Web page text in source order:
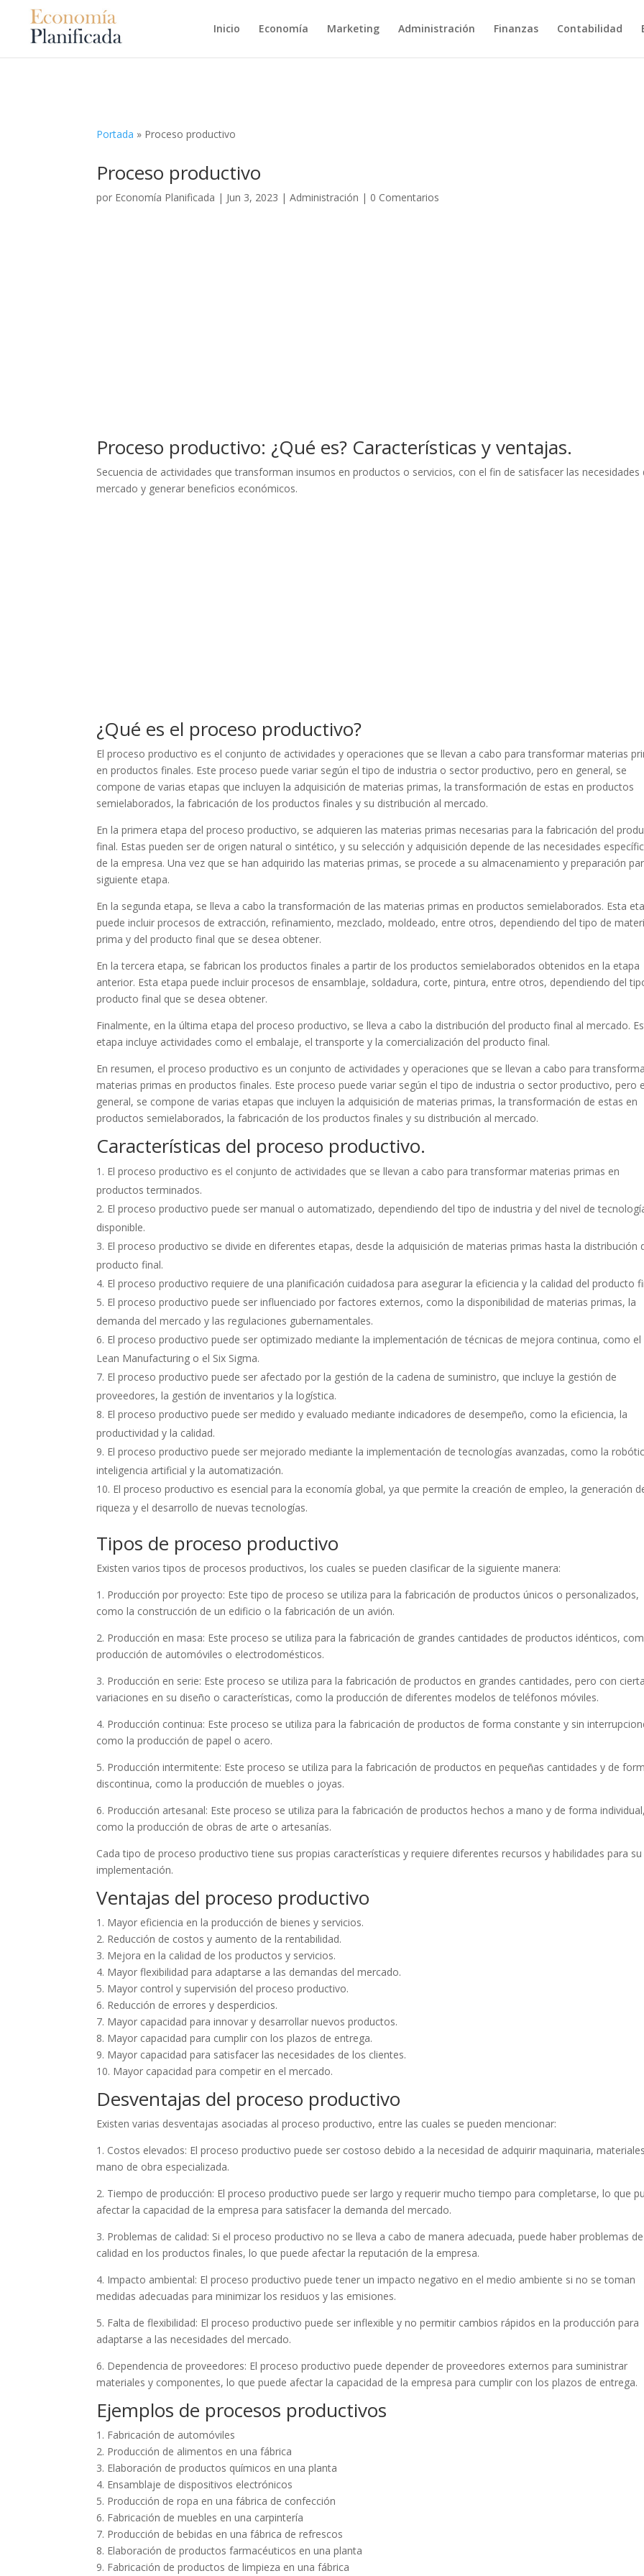
Inicio Economía Marketing Administración Finanzas Contabilidad
Portada » Proceso productivo
Proceso productivo
por Economía Planificada | Jun 3, 2023 |Administración | 0 Comentarios
Proceso productivo: ¿Qué es? Características y ventajas.
Secuencia de actividades que transforman insumos en productos o servicios, con el fin de satisfacer las necesidades
mercado y generar beneficios económicos.
¿Qué es el proceso productivo?
El proceso productivo es el conjunto de actividades y operaciones que se llevan a cabo para transformar materias
en productos finales. Este proceso puede variar según el tipo de industria o sector productivo, pero en general, se
compone de varias etapas que incluyen la adquisición de materias primas, la transformación de estas en productos
semielaborados, la fabricación de los productos finales y su distribución al mercado.
En la primera etapa del proceso productivo, se adquieren las materias primas necesarias para la fabricación del
final. Estas pueden ser de origen natural o sintético, y su selección y adquisición depende de las necesidades
de la empresa. Una vez que se han adquirido las materias primas, se procede a su almacenamiento y preparación
siguiente etapa.
En la segunda etapa, se lleva a cabo la transformación de las materias primas en productos semielaborados. Esta
puede incluir procesos de extracción, refinamiento, mezclado, moldeado, entre otros, dependiendo del tipo de
prima y del producto final que se desea obtener.
En la tercera etapa, se fabrican los productos finales a partir de los productos semielaborados obtenidos en la etapa
anterior. Esta etapa puede incluir procesos de ensamblaje, soldadura, corte, pintura, entre otros, dependiendo del
producto final que se desea obtener.
Finalmente, en la última etapa del proceso productivo, se lleva a cabo la distribución del producto final al mercado.
etapa incluye actividades como el embalaje, el transporte y la comercialización del producto final.
En resumen, el proceso productivo es un conjunto de actividades y operaciones que se llevan a cabo para
materias primas en productos finales. Este proceso puede variar según el tipo de industria o sector productivo, pero
general, se compone de varias etapas que incluyen la adquisición de materias primas, la transformación de estas en
productos semielaborados, la fabricación de los productos finales y su distribución al mercado.
Características del proceso productivo.
El proceso productivo es el conjunto de actividades que se llevan a cabo para transformar materias primas en
productos terminados.
El proceso productivo puede ser manual o automatizado, dependiendo del tipo de industria y del nivel de
disponible.
El proceso productivo se divide en diferentes etapas, desde la adquisición de materias primas hasta la distribución
producto final.
El proceso productivo requiere de una planificación cuidadosa para asegurar la eficiencia y la calidad del producto
El proceso productivo puede ser influenciado por factores externos, como la disponibilidad de materias primas, la
demanda del mercado y las regulaciones gubernamentales.
El proceso productivo puede ser optimizado mediante la implementación de técnicas de mejora continua, como el
Lean Manufacturing o el Six Sigma.
El proceso productivo puede ser afectado por la gestión de la cadena de suministro, que incluye la gestión de
proveedores, la gestión de inventarios y la logística.
El proceso productivo puede ser medido y evaluado mediante indicadores de desempeño, como la eficiencia, la
productividad y la calidad.
El proceso productivo puede ser mejorado mediante la implementación de tecnologías avanzadas, como la
inteligencia artificial y la automatización.
El proceso productivo es esencial para la economía global, ya que permite la creación de empleo, la generación
riqueza y el desarrollo de nuevas tecnologías.
Tipos de proceso productivo
Existen varios tipos de procesos productivos, los cuales se pueden clasificar de la siguiente manera:
1. Producción por proyecto: Este tipo de proceso se utiliza para la fabricación de productos únicos o personalizados,
como la construcción de un edificio o la fabricación de un avión.
2. Producción en masa: Este proceso se utiliza para la fabricación de grandes cantidades de productos idénticos,
producción de automóviles o electrodomésticos.
3. Producción en serie: Este proceso se utiliza para la fabricación de productos en grandes cantidades, pero con
variaciones en su diseño o características, como la producción de diferentes modelos de teléfonos móviles.
4. Producción continua: Este proceso se utiliza para la fabricación de productos de forma constante y sin
como la producción de papel o acero.
5. Producción intermitente: Este proceso se utiliza para la fabricación de productos en pequeñas cantidades y de
discontinua, como la producción de muebles o joyas.
6. Producción artesanal: Este proceso se utiliza para la fabricación de productos hechos a mano y de forma individual,
como la producción de obras de arte o artesanías.
Cada tipo de proceso productivo tiene sus propias características y requiere diferentes recursos y habilidades para su
implementación.
Ventajas del proceso productivo
1. Mayor eficiencia en la producción de bienes y servicios.
2. Reducción de costos y aumento de la rentabilidad.
3. Mejora en la calidad de los productos y servicios.
4. Mayor flexibilidad para adaptarse a las demandas del mercado.
5. Mayor control y supervisión del proceso productivo.
6. Reducción de errores y desperdicios.
7. Mayor capacidad para innovar y desarrollar nuevos productos.
8. Mayor capacidad para cumplir con los plazos de entrega.
9. Mayor capacidad para satisfacer las necesidades de los clientes.
10. Mayor capacidad para competir en el mercado.
Desventajas del proceso productivo
Existen varias desventajas asociadas al proceso productivo, entre las cuales se pueden mencionar:
1. Costos elevados: El proceso productivo puede ser costoso debido a la necesidad de adquirir maquinaria,
mano de obra especializada.
2. Tiempo de producción: El proceso productivo puede ser largo y requerir mucho tiempo para completarse, lo que
afectar la capacidad de la empresa para satisfacer la demanda del mercado.
3. Problemas de calidad: Si el proceso productivo no se lleva a cabo de manera adecuada, puede haber problemas de
calidad en los productos finales, lo que puede afectar la reputación de la empresa.
4. Impacto ambiental: El proceso productivo puede tener un impacto negativo en el medio ambiente si no se toman
medidas adecuadas para minimizar los residuos y las emisiones.
5. Falta de flexibilidad: El proceso productivo puede ser inflexible y no permitir cambios rápidos en la producción para
adaptarse a las necesidades del mercado.
6. Dependencia de proveedores: El proceso productivo puede depender de proveedores externos para suministrar
materiales y componentes, lo que puede afectar la capacidad de la empresa para cumplir con los plazos de entrega.
Ejemplos de procesos productivos
1. Fabricación de automóviles
2. Producción de alimentos en una fábrica
3. Elaboración de productos químicos en una planta
4. Ensamblaje de dispositivos electrónicos
5. Producción de ropa en una fábrica de confección
6. Fabricación de muebles en una carpintería
7. Producción de bebidas en una fábrica de refrescos
8. Elaboración de productos farmacéuticos en una planta
9. Fabricación de productos de limpieza en una fábrica